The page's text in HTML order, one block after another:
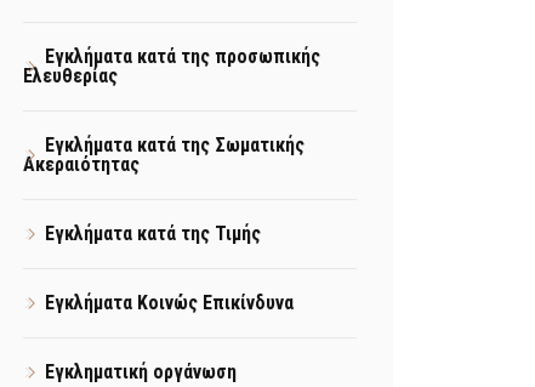
Εγκλήματα κατά της προσωπικής
Ελευθερίας
Εγκλήματα κατά της Σωματικής
Ακεραιότητας
Εγκλήματα κατά της Τιμής
Εγκλήματα Κοινώς Επικίνδυνα
Εγκληματική οργάνωση